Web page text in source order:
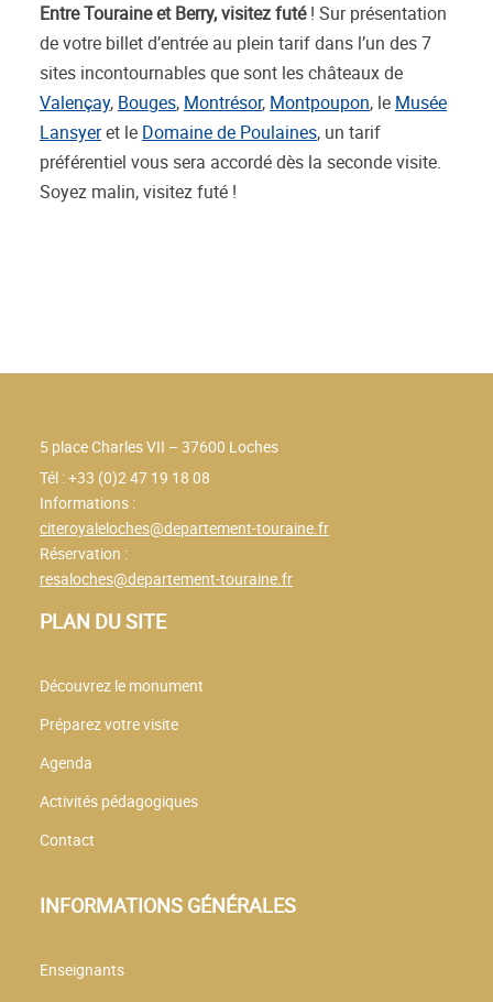
Entre Touraine et Berry, visitez futé! Sur présentation
de votre billet d’entrée au plein tarif dans l’un des 7
sites incontournables que sont les châteaux de
Valençay, Bouges, Montrésor, Montpoupon, le Musée
Lansyeret le Domaine de Poulaines, un tarif
préférentiel vous sera accordé dès la seconde visite.
Soyez malin, visitez futé !
5 place Charles VII – 37600 Loches
Tél : +33 (0)2 47 19 18 08
Informations :
citeroyaleloches@departement-touraine.fr
Réservation :
resaloches@departement-touraine.fr
PLAN DU SITE
Découvrez le monument
Préparez votre visite
Agenda
Activités pédagogiques
Contact
INFORMATIONS GÉNÉRALES
Enseignants